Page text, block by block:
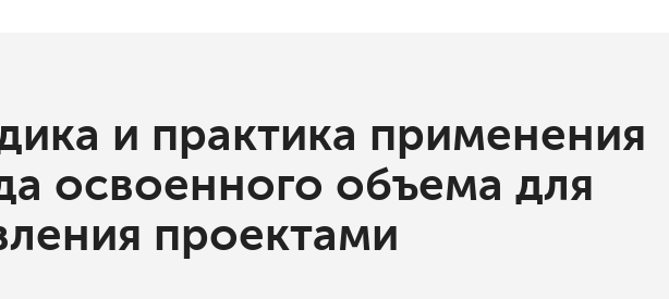
и практика применения
освоенного объема для
проектами